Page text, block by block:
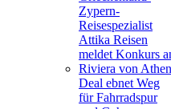
Zypern-
Reisespezialist
Attika Reisen
meldet Konkurs
Riviera von
Deal ebnet Weg
für Fahrradspur